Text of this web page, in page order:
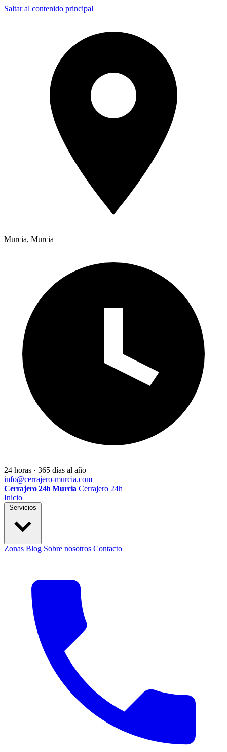
Saltar al contenido principal
Murcia, Murcia
24 horas · 365 días al año
info@cerrajero-murcia.com
Cerrajero 24h Murcia Cerrajero 24h
Inicio
Zonas Blog Sobre nosotros Contacto